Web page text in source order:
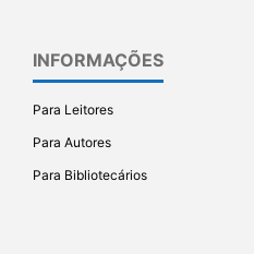
INFORMAÇÕES
Para Leitores
Para Autores
Para Bibliotecários